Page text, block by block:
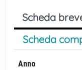
Scheda
Scheda
Anno